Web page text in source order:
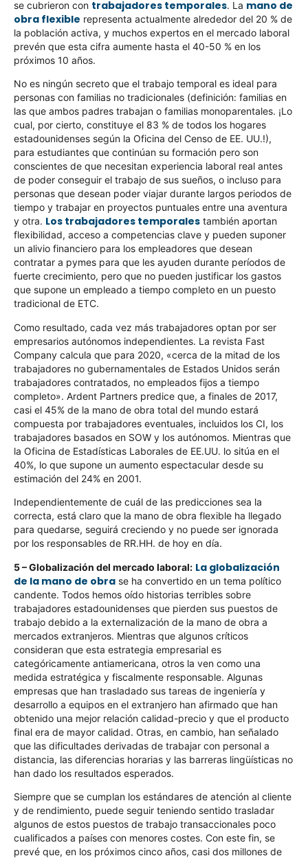
se cubrieron con trabajadores temporales. La mano de
obra flexible representa actualmente alrededor del 20 % de
la población activa, y muchos expertos en el mercado laboral
prevén que esta cifra aumente hasta el 40-50 % en los
próximos 10 años.
No es ningún secreto que el trabajo temporal es ideal para
personas con familias no tradicionales (definición: familias en
las que ambos padres trabajan o familias monoparentales. ¡Lo
cual, por cierto, constituye el 83 % de todos los hogares
estadounidenses según la Oficina del Censo de EE. UU.!),
para estudiantes que continúan su formación pero son
conscientes de que necesitan experiencia laboral real antes
de poder conseguir el trabajo de sus sueños, o incluso para
personas que desean poder viajar durante largos periodos de
tiempo y trabajar en proyectos puntuales entre una aventura
y otra. Los trabajadores temporales también aportan
flexibilidad, acceso a competencias clave y pueden suponer
un alivio financiero para los empleadores que desean
contratar a pymes para que les ayuden durante períodos de
fuerte crecimiento, pero que no pueden justificar los gastos
que supone un empleado a tiempo completo en un puesto
tradicional de ETC.
Como resultado, cada vez más trabajadores optan por ser
empresarios autónomos independientes. La revista Fast
Company calcula que para 2020, «cerca de la mitad de los
trabajadores no gubernamentales de Estados Unidos serán
trabajadores contratados, no empleados fijos a tiempo
completo». Ardent Partners predice que, a finales de 2017,
casi el 45% de la mano de obra total del mundo estará
compuesta por trabajadores eventuales, incluidos los CI, los
trabajadores basados en SOW y los autónomos. Mientras que
la Oficina de Estadísticas Laborales de EE.UU. lo sitúa en el
40%, lo que supone un aumento espectacular desde su
estimación del 24% en 2001.
Independientemente de cuál de las predicciones sea la
correcta, está claro que la mano de obra flexible ha llegado
para quedarse, seguirá creciendo y no puede ser ignorada
por los responsables de RR.HH. de hoy en día.
5 – Globalización del mercado laboral: La globalización
de la mano de obra se ha convertido en un tema político
candente. Todos hemos oído historias terribles sobre
trabajadores estadounidenses que pierden sus puestos de
trabajo debido a la externalización de la mano de obra a
mercados extranjeros. Mientras que algunos críticos
consideran que esta estrategia empresarial es
categóricamente antiamericana, otros la ven como una
medida estratégica y fiscalmente responsable. Algunas
empresas que han trasladado sus tareas de ingeniería y
desarrollo a equipos en el extranjero han afirmado que han
obtenido una mejor relación calidad-precio y que el producto
final era de mayor calidad. Otras, en cambio, han señalado
que las dificultades derivadas de trabajar con personal a
distancia, las diferencias horarias y las barreras lingüísticas no
han dado los resultados esperados.
Siempre que se cumplan los estándares de atención al cliente
y de rendimiento, puede seguir teniendo sentido trasladar
algunos de estos puestos de trabajo transaccionales poco
cualificados a países con menores costes. Con este fin, se
prevé que, en los próximos cinco años, casi dos millones de